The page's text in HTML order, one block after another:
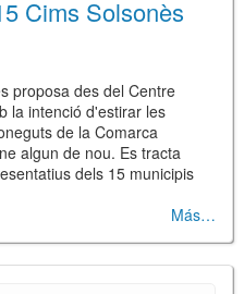
Cims Solsonès
proposa des del Centre
la intenció d'estirar les
de la Comarca
algun de nou. Es tracta
dels 15 municipis
Más